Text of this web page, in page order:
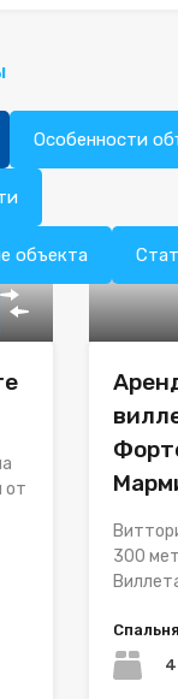
Особенности
объекта
от
300
Спальня
4